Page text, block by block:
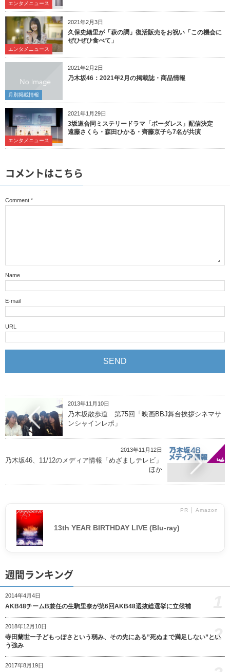
エンタメニュース
2021年2月3日
エンタメニュース
久保史緒里が「萩の調」復活販売をお祝い「この機会に
ぜひぜひ食べて」
2021年2月2日
月別掲載情報
乃木坂46：2021年2月の掲載誌・商品情報
2021年1月29日
エンタメニュース
3坂道合同ミステリードラマ「ボーダレス」配信決定
遠藤さくら・森田ひかる・齊藤京子ら7名が共演
コメントはこちら
Comment *
Name
E-mail
URL
2013年11月10日
乃木坂散歩道 第75回「映画BBJ舞台挨拶シネマサ
ンシャインレポ」
2013年11月12日
乃木坂46、11/12のメディア情報「めざましテレビ」
ほか
PR │ Amazon
13th YEAR BIRTHDAY LIVE (Blu-ray)
週間ランキング
2014年4月4日
AKB48チームB兼任の生駒里奈が第6回AKB48選抜総選挙に立候補
2018年12月10日
寺田蘭世ー子どもっぽさという弱み、その先にある”死ぬまで満足しない”とい
う強み
2
2017年8月19日